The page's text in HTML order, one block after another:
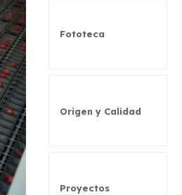
Fototeca
Origen y Calidad
Proyectos